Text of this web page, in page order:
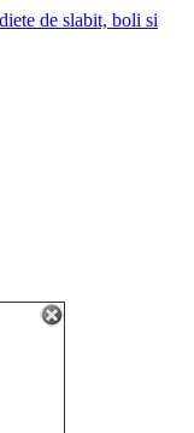
de slabit, boli si